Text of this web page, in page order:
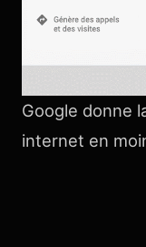
Google donne
internet en